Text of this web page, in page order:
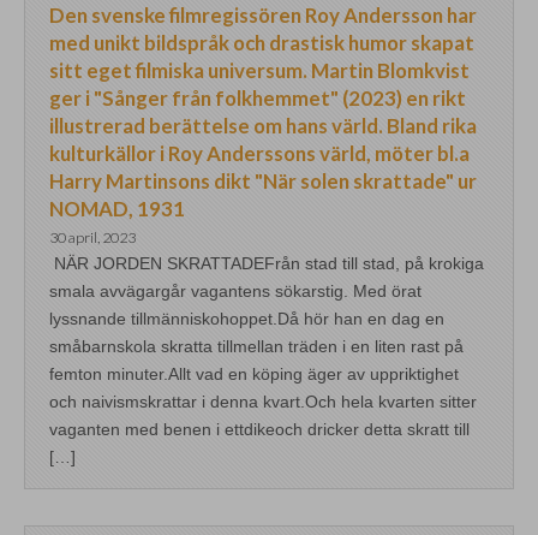
Den svenske filmregissören Roy Andersson har
med unikt bildspråk och drastisk humor skapat
sitt eget filmiska universum. Martin Blomkvist
ger i "Sånger från folkhemmet" (2023) en rikt
illustrerad berättelse om hans värld. Bland rika
kulturkällor i Roy Anderssons värld, möter bl.a
Harry Martinsons dikt "När solen skrattade" ur
NOMAD, 1931
30 april, 2023
NÄR JORDEN SKRATTADEFrån stad till stad, på krokiga
smala avvägargår vagantens sökarstig. Med örat
lyssnande tillmänniskohoppet.Då hör han en dag en
småbarnskola skratta tillmellan träden i en liten rast på
femton minuter.Allt vad en köping äger av uppriktighet
och naivismskrattar i denna kvart.Och hela kvarten sitter
vaganten med benen i ettdikeoch dricker detta skratt till
[…]